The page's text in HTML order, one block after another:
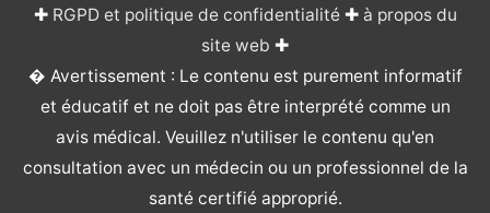
✚ RGPD et politique de confidentialité✚ à propos du
site web ✚
� Avertissement : Le contenu est purement informatif
et éducatif et ne doit pas être interprété comme un
avis médical. Veuillez n'utiliser le contenu qu'en
consultation avec un médecin ou un professionnel de la
santé certifié approprié.